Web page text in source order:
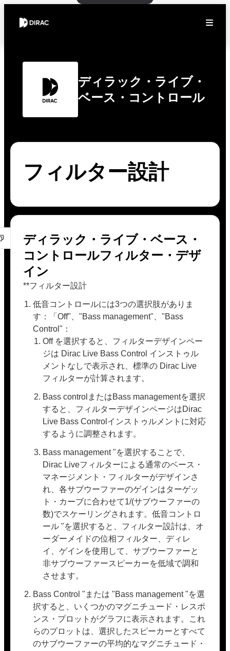
ディラック・ライブ・
ベース・コントロール
フィルター設計
ディラック・ライブ・ベース・
コントロールフィルター・デザ
イン
**フィルター設計
低音コントロールには3つの選択肢がありま
す：「Off"、"Bass management"、"Bass
Control"：
Off を選択すると、フィルターデザインペー
ジは Dirac Live Bass Control インストゥル
メントなしで表示され、標準の Dirac Live
フィルターが計算されます。
Bass controlまたはBass managementを選択
すると、フィルターデザインページはDirac
Live Bass Controlインストゥルメントに対応
するように調整されます。
Bass management "を選択することで、
Dirac Liveフィルターによる通常のベース・
マネージメント・フィルターがデザインさ
れ、各サブウーファーのゲインはターゲッ
ト・カーブに合わせて1/(サブウーファーの
数)でスケーリングされます。低音コントロ
ール "を選択すると、フィルター設計は、オ
ーダーメイドの位相フィルター、ディレ
イ、ゲインを使用して、サブウーファーと
非サブウーファースピーカーを低域で調和
させます。
Bass Control "または "Bass management "を選
択すると、いくつかのマグニチュード・レスポ
ンス・プロットがグラフに表示されます。これ
らのプロットは、選択したスピーカーとすべて
のサブウーファーの平均的なマグニチュード・